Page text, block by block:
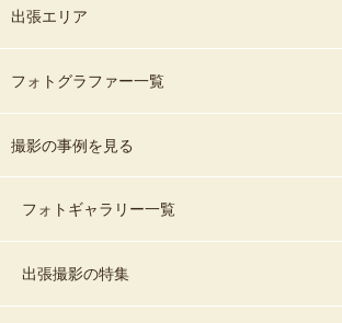
出張エリア
フォトグラファー一覧
撮影の事例を見る
フォトギャラリー一覧
出張撮影の特集